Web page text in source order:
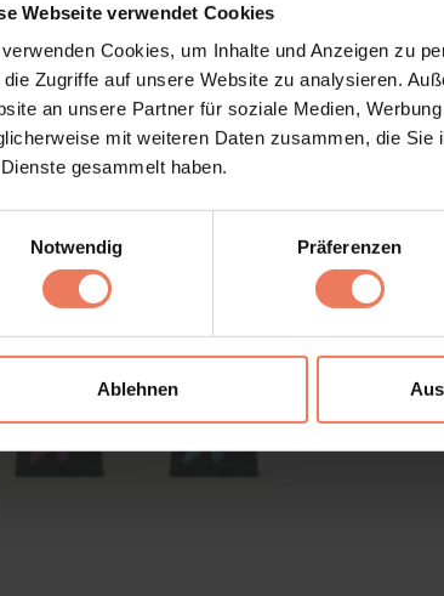
Webseite verwendet Cookies
Cookies, um Inhalte und Anzeigen zu
die Zugriffe auf unsere Website zu analysieren.
an unsere Partner für soziale Medien,
mit weiteren Daten zusammen, die
gesammelt haben.
Notwendig
Präferenzen
Ablehnen